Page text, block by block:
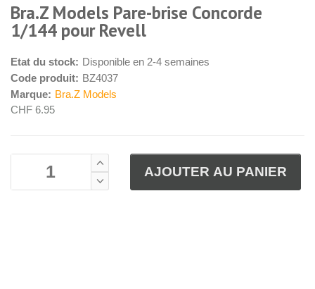
Bra.Z Models Pare-brise Concorde
1/144 pour Revell
Etat du stock: Disponible en 2-4 semaines
Code produit: BZ4037
Marque: Bra.Z Models
CHF 6.95